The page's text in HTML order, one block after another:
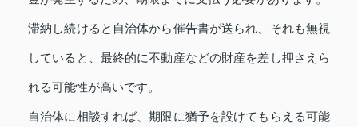
滞納し続けると自治体から催告書が送られ、それも無視
していると、最終的に不動産などの財産を差し押さえら
れる可能性が高いです。
自治体に相談すれば、期限に猶予を設けてもらえる可能